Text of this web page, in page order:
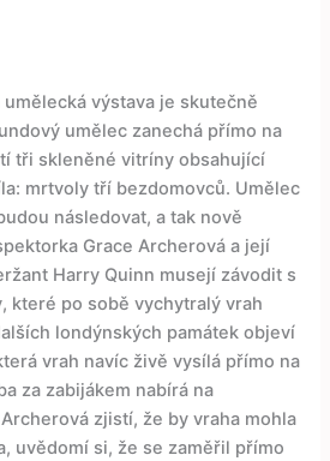
výstava je skutečně
umělec zanechá přímo na
tři skleněné vitríny obsahující
mrtvoly tří bezdomovců. Umělec
následovat, a tak nově
Grace Archerová a její
Harry Quinn musejí závodit s
které po sobě vychytralý vrah
londýnských památek objeví
vrah navíc živě vysílá přímo na
za zabijákem nabírá na
zjistí, že by vraha mohla
uvědomí si, že se zaměřil přímo